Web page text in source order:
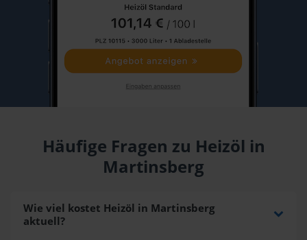
Häufige Fragen zu Heizöl in
Martinsberg
Wie viel kostet Heizöl in Martinsberg
aktuell?